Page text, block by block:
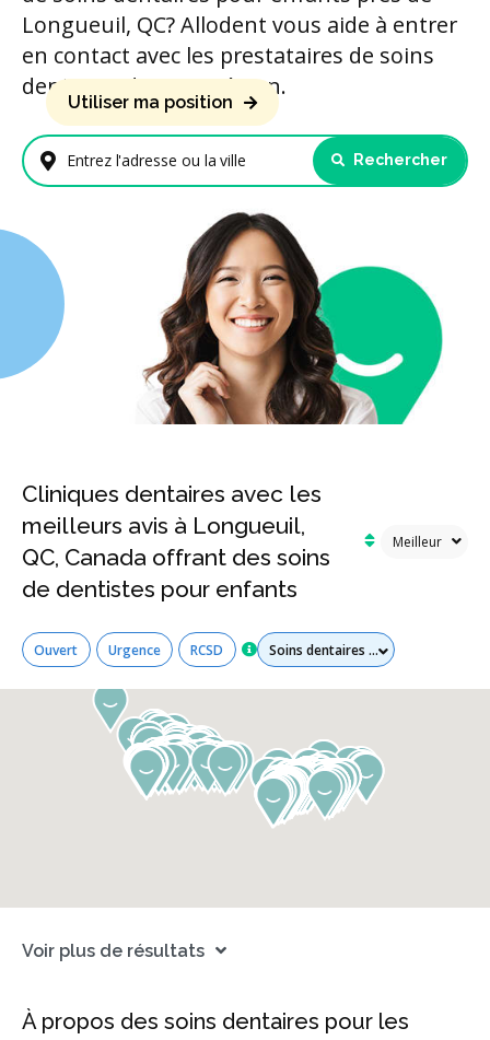
Longueuil, QC? Allodent vous aide à entrer
en contact avec les prestataires de soins
dentaires de votre région.
Entrez l'adresse ou la ville
Utiliser ma position
Rechercher
Cliniques dentaires avec les
meilleurs avis à Longueuil,
QC, Canada offrant des soins
de dentistes pour enfants
Ouvert Urgence RCSD Tous les services
Voir plus de résultats
À propos des soins dentaires pour les